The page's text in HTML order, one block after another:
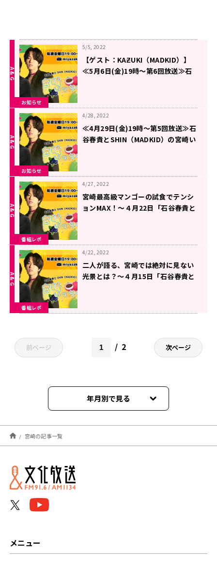
お知らせ
5/5, 2022
【ゲスト：KAƵUKI（MADKID）】
≪5月6日(金)19時～第6回放送≫石
お知らせ
4/28, 2022
≪4月29日(金)19時～第5回放送≫石
谷春貴とSHIN（MADKID）の宮崎い
番組レポ
4/27, 2022
宮崎最高級マンゴーの試食でテンシ
ョンMAX！～４月22日「石谷春貴と
番組レポ
4/22, 2022
二人が語る、宮崎では絶対に見ない
光景とは？～４月15日「石谷春貴と
前ページ 2 次ページ
年月別で見る
2025年12月
2024年12月
2023年12月
宮崎の記事一覧
メニュー